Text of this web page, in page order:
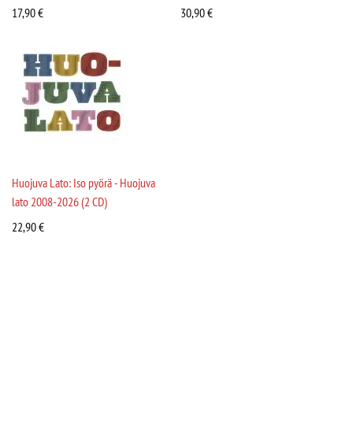
17,90€
30,90€
Huojuva Lato: Iso pyörä - Huojuva
lato 2008-2026 (2 CD)
22,90€